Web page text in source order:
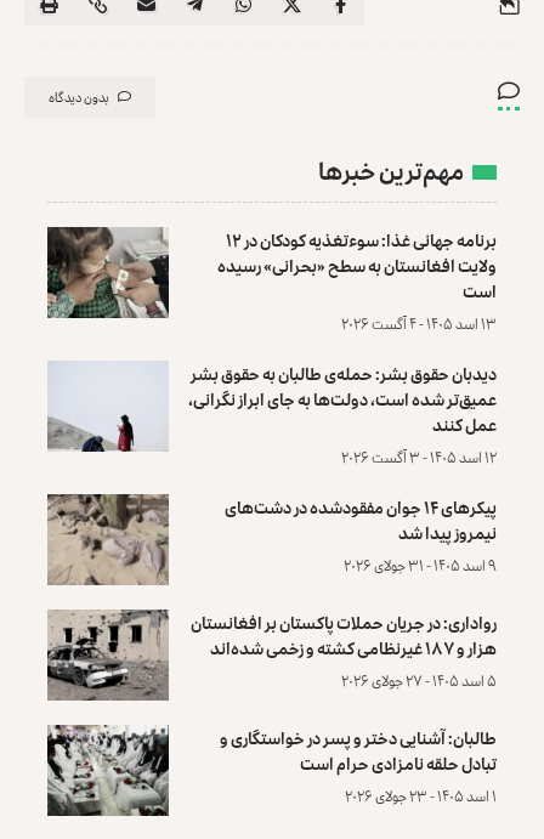
بدون دیدگاه
مهم‌ترین خبرها
برنامه جهانی غذا: سوءتغذیه کودکان در ۱۲
ولایت افغانستان به سطح «بحرانی» رسیده
است
۱۳ اسد ۱۴۰۵ - ۴ آگست ۲۰۲۶
دیدبان حقوق بشر: حمله‌ی طالبان به حقوق بشر
عمیق‌تر شده است، دولت‌ها به جای ابراز نگرانی،
عمل کنند
۱۲ اسد ۱۴۰۵ - ۳ آگست ۲۰۲۶
پیکرهای ۱۴ جوان مفقودشده در دشت‌های
نیمروز پیدا شد
۹ اسد ۱۴۰۵ - ۳۱ جولای ۲۰۲۶
رواداری: در جریان حملات پاکستان بر افغانستان
هزار و ۱۸۷ غیرنظامی کشته و زخمی شده‌اند
۵ اسد ۱۴۰۵ - ۲۷ جولای ۲۰۲۶
طالبان: آشنایی دختر و پسر در خواستگاری و
تبادل حلقه نامزادی حرام است
۱ اسد ۱۴۰۵ - ۲۳ جولای ۲۰۲۶